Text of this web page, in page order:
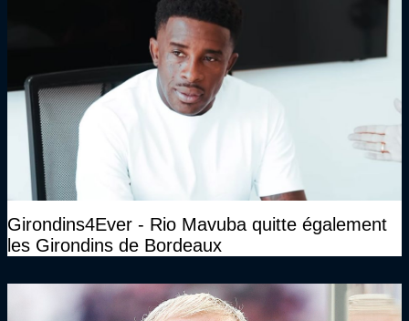
Girondins4Ever - Rio Mavuba quitte également
les Girondins de Bordeaux